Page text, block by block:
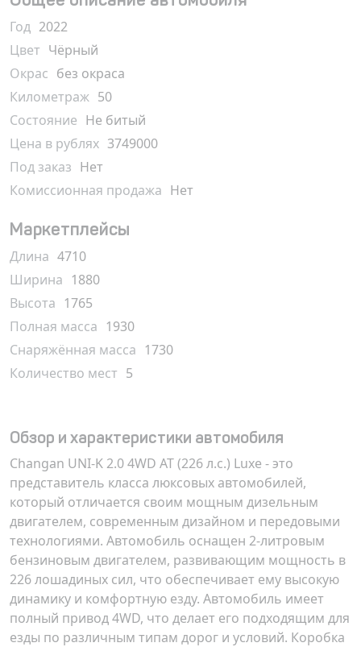
Год 2022
Цвет Чёрный
Окрас без окраса
Километраж 50
Состояние Не битый
Цена в рублях 3749000
Под заказ Нет
Комиссионная продажа Нет
Маркетплейсы
Длина 4710
Ширина 1880
Высота 1765
Полная масса 1930
Снаряжённая масса 1730
Количество мест 5
Обзор и характеристики автомобиля
Changan UNI-K 2.0 4WD AT (226 л.с.) Luxe - это
представитель класса люксовых автомобилей,
который отличается своим мощным дизельным
двигателем, современным дизайном и передовыми
технологиями. Автомобиль оснащен 2-литровым
бензиновым двигателем, развивающим мощность в
226 лошадиных сил, что обеспечивает ему высокую
динамику и комфортную езду. Автомобиль имеет
полный привод 4WD, что делает его подходящим для
езды по различным типам дорог и условий. Коробка